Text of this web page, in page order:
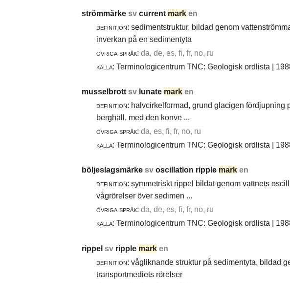
strömmärke sv current mark en
definition: sedimentstruktur, bildad genom
inverkan på en sedimentyta
övriga språk: da, de, es, fi, fr, no, ru
källa: Terminologicentrum TNC: Geologisk ordlista |
musselbrott sv lunate mark en
definition: halvcirkelformad, grund glacigen fördjupning
berghäll, med den konve ...
övriga språk: da, es, fi, fr, no, ru
källa: Terminologicentrum TNC: Geologisk ordlista |
böljeslagsmärke sv oscillation ripple mark en
definition: symmetriskt rippel bildat genom vattnets
vågrörelser över sedimen ...
övriga språk: da, de, es, fi, fr, no, ru
källa: Terminologicentrum TNC: Geologisk ordlista |
rippel sv ripple mark en
definition: vågliknande struktur på sedimentyta, bildad
transportmediets rörelser